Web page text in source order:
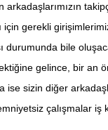
için gerekli
durumunda bile
gelince, bir an
sizin diğer
çalışmalar iş